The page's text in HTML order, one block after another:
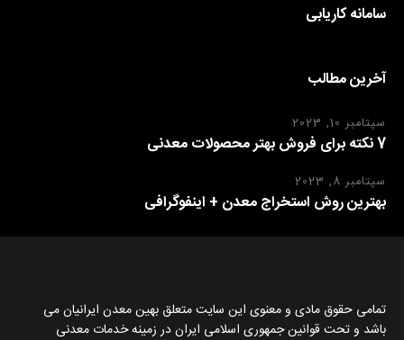
سامانه کاریابی
آخرین مطالب
سپتامبر 10, 2023
7 نکته برای فروش بهتر محصولات معدنی
سپتامبر 8, 2023
بهترین روش استخراج معدن + اینفوگرافی
تمامی حقوق مادی و معنوی این سایت متعلق بهین معدن ایرانیان می
باشد و تحت قوانین جمهوری اسلامی ایران در زمینه خدمات معدنی